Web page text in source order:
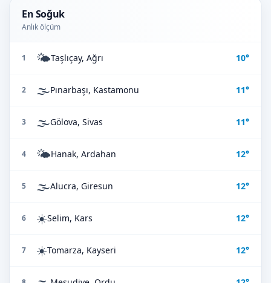
En Soğuk
Anlık ölçüm
1 🌤️Taşlıçay, Ağrı 10°
2 🌫️Pınarbaşı, Kastamonu 11°
3 🌫️Gölova, Sivas 11°
4 🌤️Hanak, Ardahan 12°
5 🌫️Alucra, Giresun 12°
6 ☀️Selim, Kars 12°
7 ☀️Tomarza, Kayseri 12°